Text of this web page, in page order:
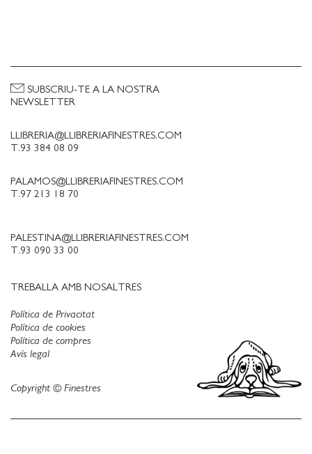
LLIBRERIA@LLIBRERIAFINESTRES.COM
T.93 384 08 09
PALAMOS@LLIBRERIAFINESTRES.COM
T.97 213 18 70
PALESTINA@LLIBRERIAFINESTRES.COM
T.93 090 33 00
TREBALLA AMB NOSALTRES
SUBSCRIU-TE A LA NOSTRA
NEWSLETTER
Política de Privacitat
Política de cookies
Avís legal
Política de compres
Copyright © Finestres